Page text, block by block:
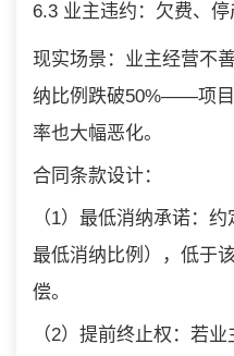
6.3 业主违约：欠费、停
现实场景：业主经营不
纳比例跌破50%——项
率也大幅恶化。
合同条款设计：
（1）最低消纳承诺：
最低消纳比例），低于
偿。
（2）提前终止权：若